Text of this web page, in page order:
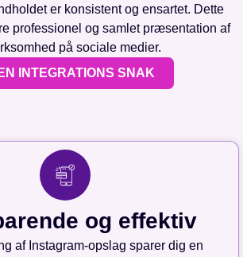
er konsistent og ensartet. Dette
professionel og samlet præsentation af
på sociale medier.
INTEGRATIONS SNAK
og effektiv
af Instagram-opslag sparer dig en